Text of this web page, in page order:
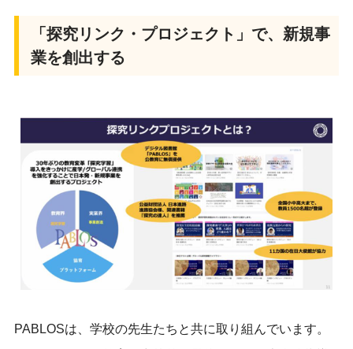
「探究リンク・プロジェクト」で、新規事
業を創出する
PABLOSは、学校の先生たちと共に取り組んでいます。